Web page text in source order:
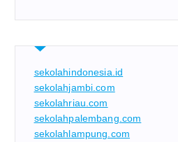
sekolahindonesia.id
sekolahjambi.com
sekolahriau.com
sekolahpalembang.com
sekolahlampung.com